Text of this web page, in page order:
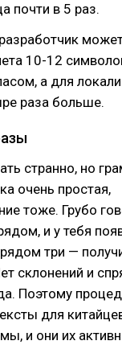
почти в 5 раз.
10-12
а для
раза больше.
странно, но
очень простая,
тоже. Грубо
и у тебя
три —
склонений и
Поэтому
для
и они их